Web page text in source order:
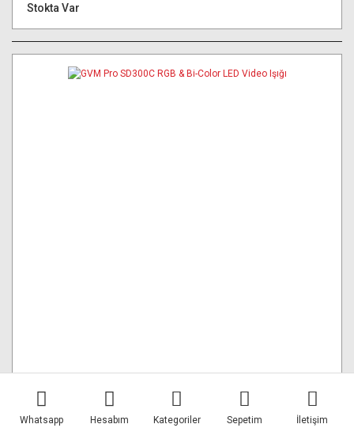
Stokta Var
GVM Pro SD300C RGB & Bi-Color LED Video Işığı
Whatsapp Hesabım Kategoriler Sepetim İletişim